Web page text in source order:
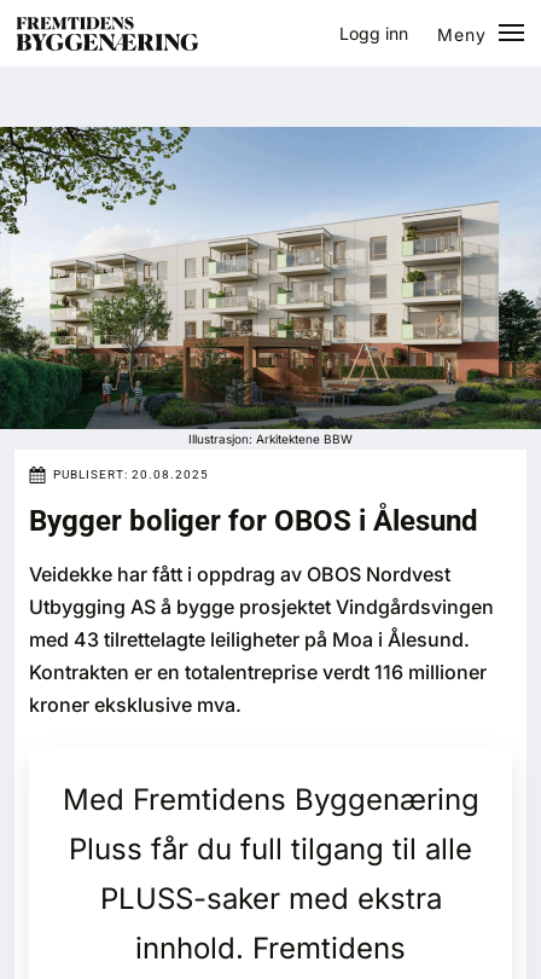
Logg inn
Meny
Eventer
Prosjekter
Bygg-guiden
Logg inn
Bygg
Bærekraft
Digitalisering
Eiendom
Tips redaksjonen
Annonsering
Abonnere magasin
Illustrasjon: Arkitektene BBW
PUBLISERT: 20.08.2025
Bygger boliger for OBOS i Ålesund
Veidekke har fått i oppdrag av OBOS Nordvest
Utbygging AS å bygge prosjektet Vindgårdsvingen
med 43 tilrettelagte leiligheter på Moa i Ålesund.
Kontrakten er en totalentreprise verdt 116 millioner
kroner eksklusive mva.
Med Fremtidens Byggenæring
Pluss får du full tilgang til alle
PLUSS-saker med ekstra
innhold. Fremtidens